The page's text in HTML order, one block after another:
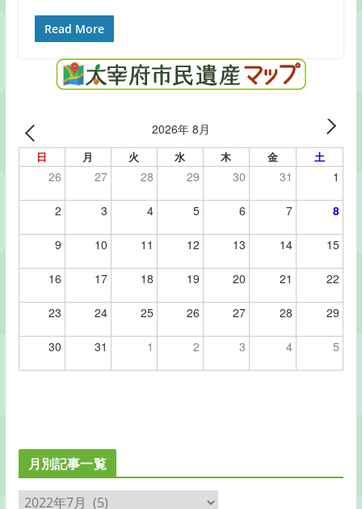
o
o
k
Read More
2026年 8月
日 月 火 水 木 金 土
26 27 28 29 30 31 1
2 3 4 5 6 7 8
9 10 11 12 13 14 15
16 17 18 19 20 21 22
23 24 25 26 27 28 29
30 31 1 2 3 4 5
月別記事一覧
月